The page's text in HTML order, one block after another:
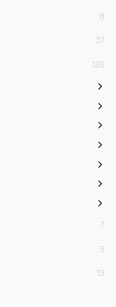
8
37
126
7
5
13